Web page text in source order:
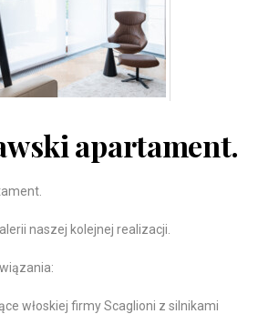
apartament.
naszej kolejnej realizacji.
włoskiej firmy Scaglioni z silnikami